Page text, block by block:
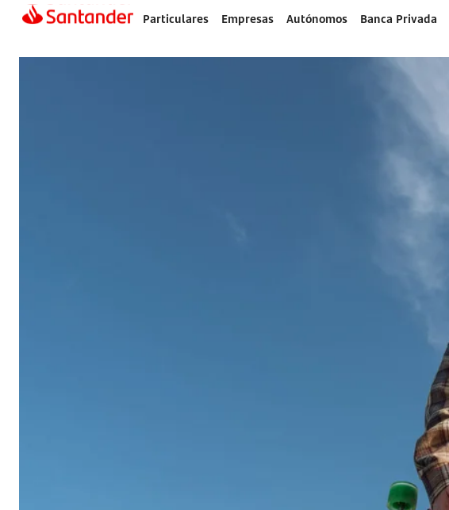
Particulares Empresas Autónomos Banca Privada